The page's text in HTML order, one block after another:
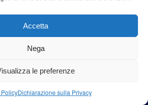
Accetta
Nega
le preferenze
Dichiarazione sulla Privacy